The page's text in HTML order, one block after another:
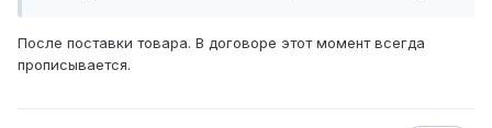
После поставки товара. В договоре этот момент всегда
прописывается.